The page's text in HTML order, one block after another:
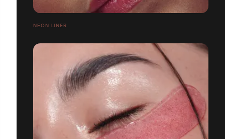
NEON LINER